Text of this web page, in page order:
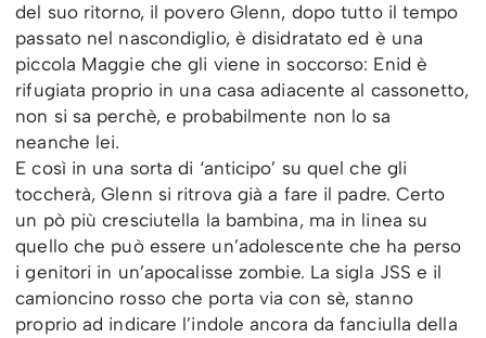
del suo ritorno, il povero Glenn, dopo tutto il tempo
passato nel nascondiglio, è disidratato ed è una
piccola Maggie che gli viene in soccorso: Enid è
rifugiata proprio in una casa adiacente al cassonetto,
non si sa perchè, e probabilmente non lo sa
neanche lei.
E così in una sorta di ‘anticipo’ su quel che gli
toccherà, Glenn si ritrova già a fare il padre. Certo
un pò più cresciutella la bambina, ma in linea su
quello che può essere un’adolescente che ha perso
i genitori in un’apocalisse zombie. La sigla JSS e il
camioncino rosso che porta via con sè, stanno
proprio ad indicare l’indole ancora da fanciulla della